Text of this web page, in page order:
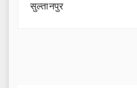
सुल्तानपुर